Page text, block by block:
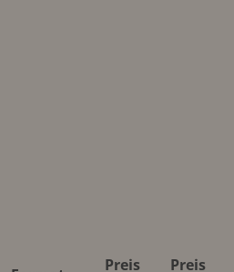
Preis
Preis